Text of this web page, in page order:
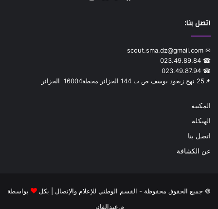
اتصل بنا:
✉ scout.sma.dz@gmail.com
☎ 023.49.89.84
☎ 023.49.87.94
📌‎25 نهج زيغود يوسف ص ب 144 الجزائر محطة‎ 16004 الجزائر
المكتبة
الهيكلة
اتصل بنا
عن الكشافة
© جميع الحقوق محفوظة - القسم الوطني للإعلام والإتصال | بكل
بواسطة
م.عبدالقادر